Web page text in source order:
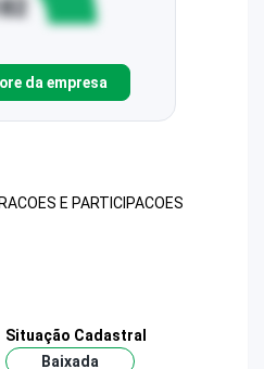
da empresa
E PARTICIPACOES
Situação Cadastral
Baixada